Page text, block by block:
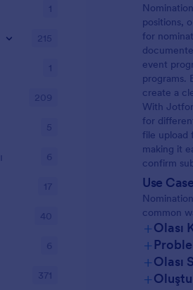
positions,
for
event
programs.
create a
With
for
file upload
making it
confirm
Use
common
+Olası
+
+Olası
+
1
215
1
209
5
6
17
40
6
371